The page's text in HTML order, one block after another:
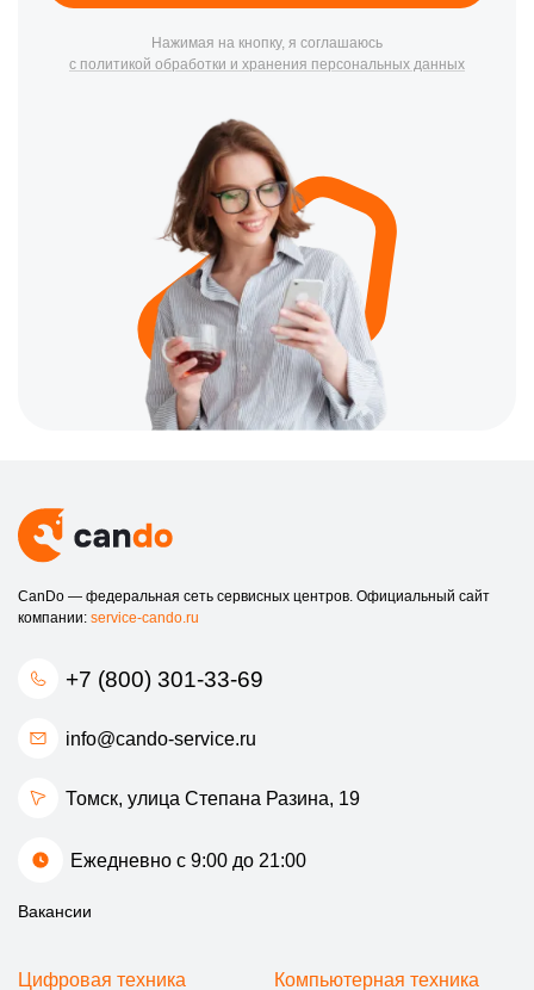
Нажимая на кнопку, я соглашаюсь
с политикой обработки и хранения персональных данных
CanDo — федеральная сеть сервисных центров. Официальный сайт
компании: service-cando.ru
+7 (800) 301-33-69
info@cando-service.ru
Томск, улица Степана Разина, 19
Ежедневно с 9:00 до 21:00
Вакансии
Цифровая техника Компьютерная техника